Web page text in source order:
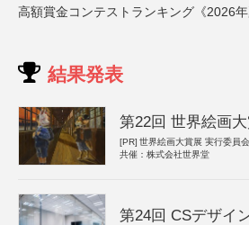
高額賞金コンテストランキング《2026年
結果発表
第22回 世界絵画
[PR] 世界絵画大賞展 実行委員会
共催：株式会社世界堂
第24回 CSデザイ